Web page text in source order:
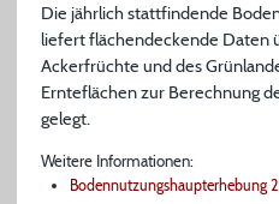
Die jährlich stattfindende
liefert flächendeckende Daten
Ackerfrüchte und des
Ernteflächen zur Berechnung
gelegt.
Weitere Informationen:
Bodennutzungshaupterhebung